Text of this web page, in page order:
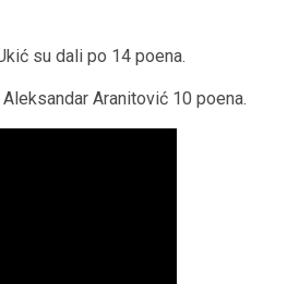
su dali po 14 poena.
Aranitović 10 poena.